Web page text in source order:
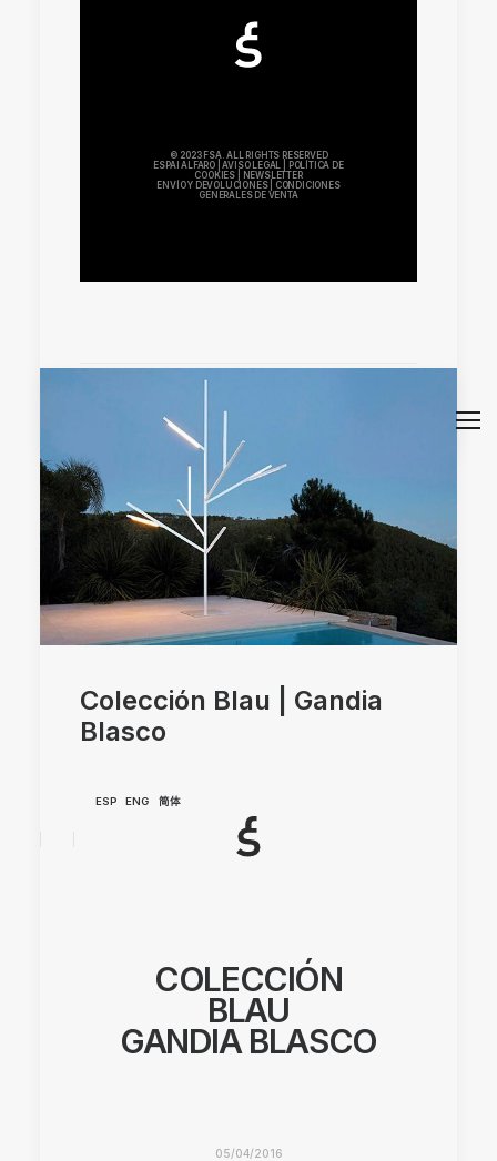
© 2023 FSA. ALL RIGHTS RESERVED
ESPAI ALFARO |AVISO LEGAL
POLÍTICA DE
COOKIES
NEWSLETTER
ENVÍO Y DEVOLUCIONES|
CONDICIONES
GENERALES DE VENTA
Colección Blau | Gandia
Blasco
ESP ENG 简体
COLECCIÓN
BLAU
GANDIA BLASCO
05/04/2016